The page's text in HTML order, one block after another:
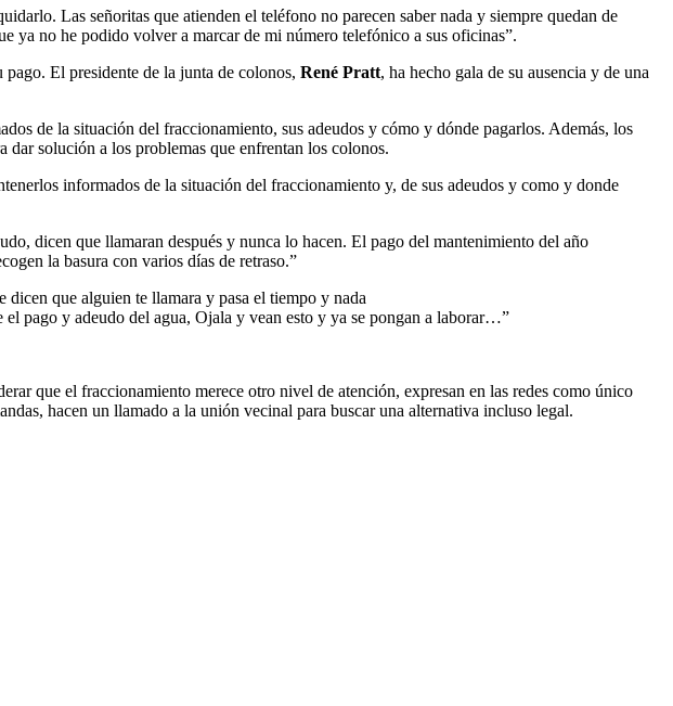
Las señoritas que atienden el teléfono no parecen saber nada y siempre quedan de
ya no he podido volver a marcar de mi número telefónico a sus oficinas”.
El presidente de la junta de colonos, René Pratt, ha hecho gala de su ausencia y de una
de la situación del fraccionamiento, sus adeudos y cómo y dónde pagarlos. Además, los
dar solución a los problemas que enfrentan los colonos.
informados de la situación del fraccionamiento y, de sus adeudos y como y donde
dicen que llamaran después y nunca lo hacen. El pago del mantenimiento del año
la basura con varios días de retraso.”
que alguien te llamara y pasa el tiempo y nada
el pago y adeudo del agua, Ojala y vean esto y ya se pongan a laborar…”
que el fraccionamiento merece otro nivel de atención, expresan en las redes como único
hacen un llamado a la unión vecinal para buscar una alternativa incluso legal.